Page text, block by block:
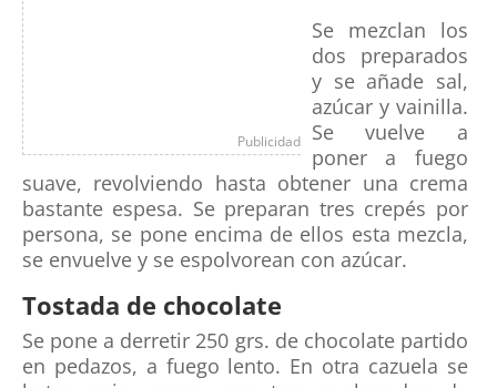
Publicidad
Se mezclan los
dos preparados
y se añade sal,
azúcar y vainilla.
Se vuelve a
poner a fuego
suave, revolviendo hasta obtener una crema
bastante espesa. Se preparan tres crepés por
persona, se pone encima de ellos esta mezcla,
se envuelve y se espolvorean con azúcar.
Tostada de chocolate
Se pone a derretir 250 grs. de chocolate partido
en pedazos, a fuego lento. En otra cazuela se